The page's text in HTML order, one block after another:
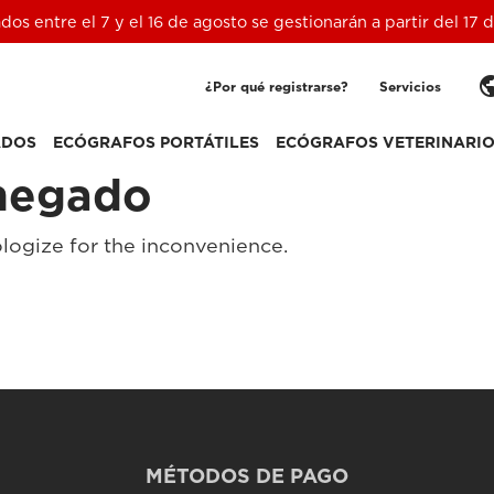
entre el 7 y el 16 de agosto se gestionarán a partir del 17
¿Por qué registrarse? Servicios
ECÓGRAFOS PORTÁTILES ECÓGRAFOS
for the inconvenience.
MÉTODOS DE PAGO